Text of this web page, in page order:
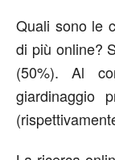
Quali sono le
di più online?
(50%). Al
giardinaggio